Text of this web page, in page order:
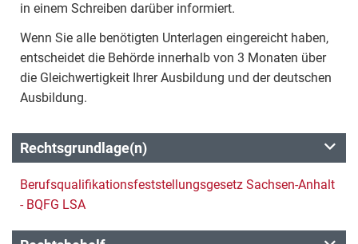
in einem Schreiben darüber informiert.
Wenn Sie alle benötigten Unterlagen eingereicht haben,
entscheidet die Behörde innerhalb von 3 Monaten über
die Gleichwertigkeit Ihrer Ausbildung und der deutschen
Ausbildung.
Rechtsgrundlage(n)
Berufsqualifikationsfeststellungsgesetz Sachsen-Anhalt
- BQFG LSA